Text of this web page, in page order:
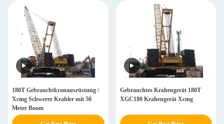
180T Gebrauchtkranausrüstung /
Xcmg Schwerer Krahler mit 50
Meter Boom
Gebrauchtes Krahengerät 180T
XGC180 Krahengerät Xcmg